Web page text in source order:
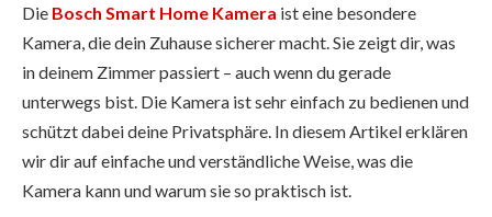
Die Bosch Smart Home Kamera ist eine besondere
Kamera, die dein Zuhause sicherer macht. Sie zeigt dir, was
in deinem Zimmer passiert – auch wenn du gerade
unterwegs bist. Die Kamera ist sehr einfach zu bedienen und
schützt dabei deine Privatsphäre. In diesem Artikel erklären
wir dir auf einfache und verständliche Weise, was die
Kamera kann und warum sie so praktisch ist.